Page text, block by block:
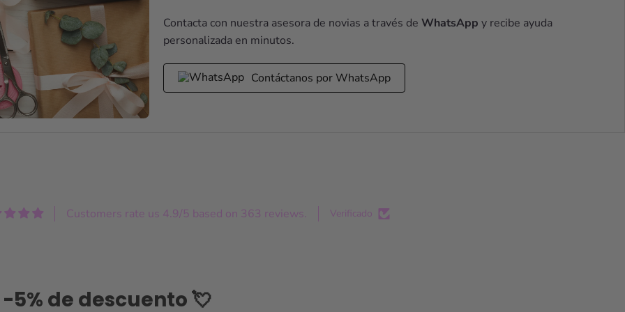
Contacta con nuestra asesora de novias a través de WhatsApp y recibe ayuda
personalizada en minutos.
Contáctanos por WhatsApp
Customers rate us 4.9/5 based on 363 reviews. Verificado
-5% de descuento 💘